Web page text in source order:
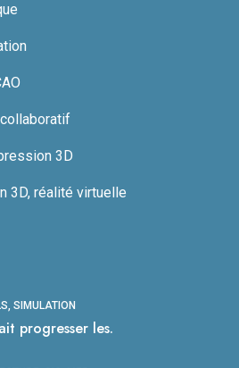
3D
3D, réalité virtuelle
SIMULATION
progresser les.